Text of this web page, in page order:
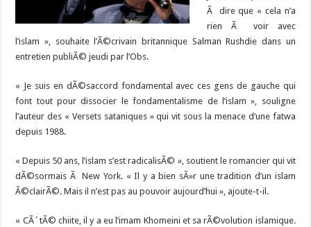
Ã dire que « cela n’a
rien Ã voir avec
l’islam », souhaite l’Ã©crivain britannique Salman Rushdie dans un
entretien publiÃ© jeudi par l’Obs.
« Je suis en dÃ©saccord fondamental avec ces gens de gauche qui
font tout pour dissocier le fondamentalisme de l’islam », souligne
l’auteur des « Versets sataniques » qui vit sous la menace d’une fatwa
depuis 1988.
« Depuis 50 ans, l’islam s’est radicalisÃ© », soutient le romancier qui vit
dÃ©sormais Ã New York. « Il y a bien sÃ»r une tradition d’un islam
Ã©clairÃ©. Mais il n’est pas au pouvoir aujourd’hui », ajoute-t-il.
« CÃ´tÃ© chiite, il y a eu l’imam Khomeini et sa rÃ©volution islamique.